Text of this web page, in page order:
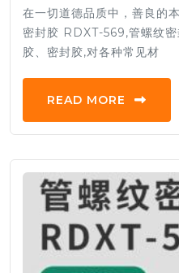
在一切道德品质中，善良的
密封胶 RDXT-569,管螺纹
胶、密封胶,对各种常见材
READ MORE